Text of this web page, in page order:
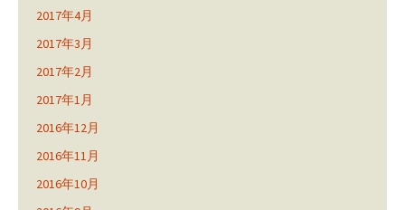
2017年4月
2017年3月
2017年2月
2017年1月
2016年12月
2016年11月
2016年10月